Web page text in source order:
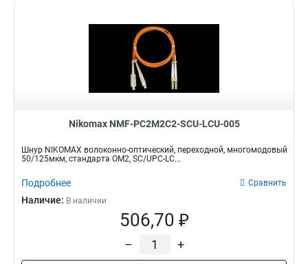
Nikomax NMF-PC2M2C2-SCU-LCU-005
Шнур NIKOMAX волоконно-оптический, переходной, многомодовый
50/125мкм, стандарта ОМ2, SC/UPC-LC...
Подробнее Сравнить
Наличие: В наличии
506,70 ₽
– +